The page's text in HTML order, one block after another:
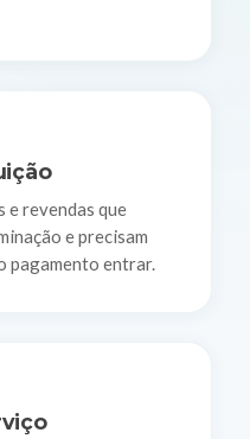
revendas que
e precisam
pagamento entrar.